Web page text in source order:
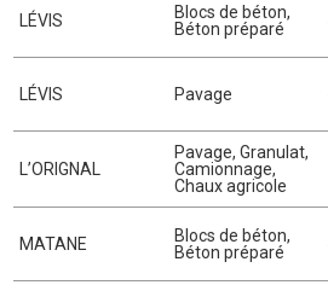
LÉVIS Blocs de béton,
Béton préparé
LÉVIS Pavage
L’ORIGNAL
Pavage,Granulat,
Camionnage,
Chaux agricole
MATANE Blocs de béton,
Béton préparé